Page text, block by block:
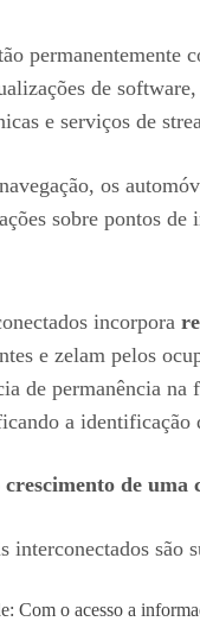
de
e serviços de
os
sobre pontos de
incorpora
e zelam pelos
de permanência
a identificação
de uma
interconectados são
Com o acesso a